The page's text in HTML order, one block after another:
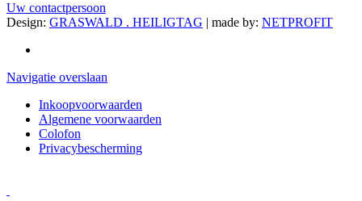
Uw contactpersoon
Design: GRASWALD . HEILIGTAG | made by: NETPROFIT
Navigatie overslaan
Inkoopvoorwaarden
Algemene voorwaarden
Colofon
Privacybescherming